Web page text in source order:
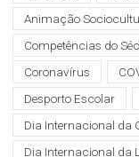
Animação
Competências do
Coronavírus
Desporto Escolar
Dia Internacional da
Dia Internacional da